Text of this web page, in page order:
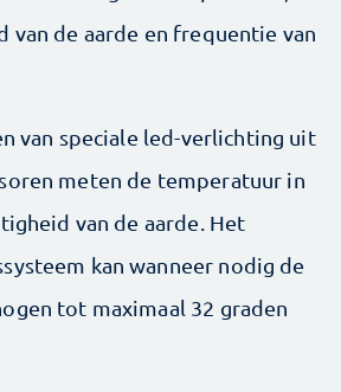
van de aarde en frequentie van
van speciale led-verlichting uit
meten de temperatuur in
van de aarde. Het
kan wanneer nodig de
tot maximaal 32 graden